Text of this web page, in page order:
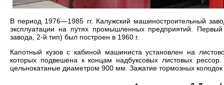
В период 1976—1985 гг. Калужский машиностроительный
эксплуатации на путях промышленных предприятий.
завода, 2-й тип) был построен в 1960 г.
Капотный кузов с кабиной машиниста установлен на
которых подвешена к концам надбуксовых листовых
цельнокатаные диаметром 900 мм. Зажатие тормозных колодок